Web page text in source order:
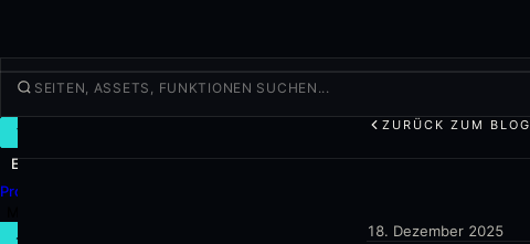
TRADEN
Entdecken
Produkte
ZURÜCK ZUM BLOG
18. Dezember 2025